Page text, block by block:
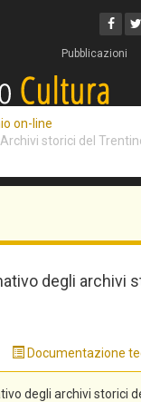
Pubblicazioni
on-line
Archivi storici del
degli archivi
Documentazione
degli archivi storici